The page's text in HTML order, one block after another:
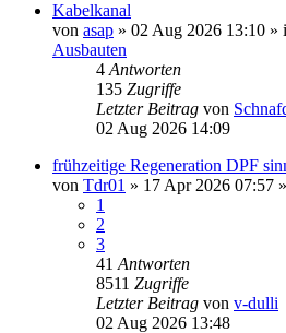
Kabelkanal
von asap » 02 Aug 2026 13:10 »
Ausbauten
4 Antworten
135 Zugriffe
Letzter Beitrag von
02 Aug 2026 14:09
frühzeitige Regeneration DPF
von Tdr01 » 17 Apr 2026 07:57
1
2
3
41 Antworten
8511 Zugriffe
Letzter Beitrag von v-dulli
02 Aug 2026 13:48